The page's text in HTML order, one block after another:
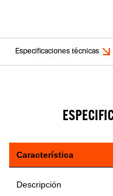
Especificaciones técnicas
Característica
Descripción